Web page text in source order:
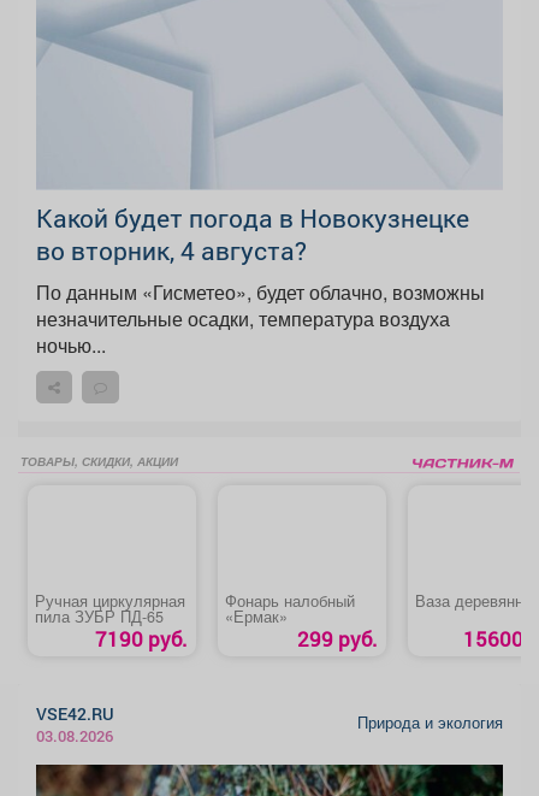
Какой будет погода в Новокузнецке
во вторник, 4 августа?
По данным «Гисметео», будет облачно, возможны
незначительные осадки, температура воздуха
ночью...
ТОВАРЫ, СКИДКИ, АКЦИИ
Ручная циркулярная
пила ЗУБР ПД-65
7190 руб.
Фонарь налобный
«Ермак»
299 руб.
Ваза деревянная
15600
VSE42.RU
03.08.2026
Природа и экология